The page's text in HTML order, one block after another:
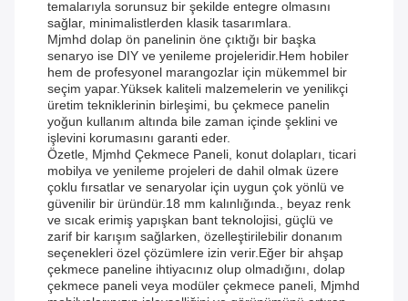
temalarıyla sorunsuz bir şekilde entegre olmasını
sağlar, minimalistlerden klasik tasarımlara.
Mjmhd dolap ön panelinin öne çıktığı bir başka
senaryo ise DIY ve yenileme projeleridir.Hem hobiler
hem de profesyonel marangozlar için mükemmel bir
seçim yapar.Yüksek kaliteli malzemelerin ve yenilikçi
üretim tekniklerinin birleşimi, bu çekmece panelin
yoğun kullanım altında bile zaman içinde şeklini ve
işlevini korumasını garanti eder.
Özetle, Mjmhd Çekmece Paneli, konut dolapları, ticari
mobilya ve yenileme projeleri de dahil olmak üzere
çoklu fırsatlar ve senaryolar için uygun çok yönlü ve
güvenilir bir üründür.18 mm kalınlığında., beyaz renk
ve sıcak erimiş yapışkan bant teknolojisi, güçlü ve
zarif bir karışım sağlarken, özelleştirilebilir donanım
seçenekleri özel çözümlere izin verir.Eğer bir ahşap
çekmece paneline ihtiyacınız olup olmadığını, dolap
çekmece paneli veya modüler çekmece paneli, Mjmhd